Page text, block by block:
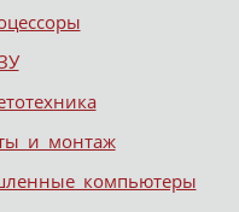
и монтаж
компьютеры